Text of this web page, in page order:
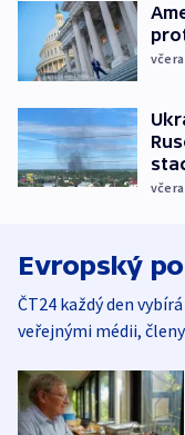
včera
včera
Evropský
ČT24 každý den
veřejnými médii,